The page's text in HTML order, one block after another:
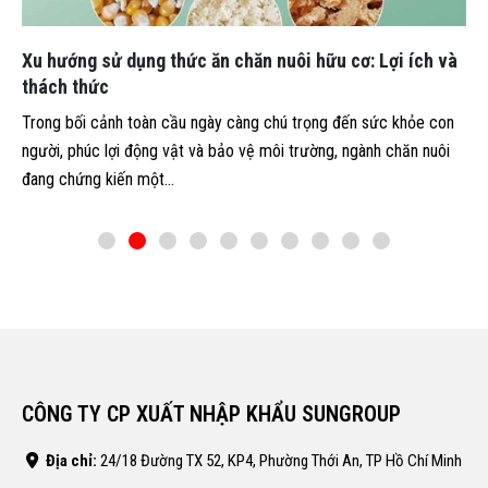
Xu hướng sử dụng thức ăn chăn nuôi hữu cơ: Lợi ích và
thách thức
Trong bối cảnh toàn cầu ngày càng chú trọng đến sức khỏe con
người, phúc lợi động vật và bảo vệ môi trường, ngành chăn nuôi
đang chứng kiến một...
CÔNG TY CP XUẤT NHẬP KHẨU SUNGROUP
Địa chỉ: 24/18 Đường TX 52, KP4, Phường Thới An, TP Hồ Chí Minh